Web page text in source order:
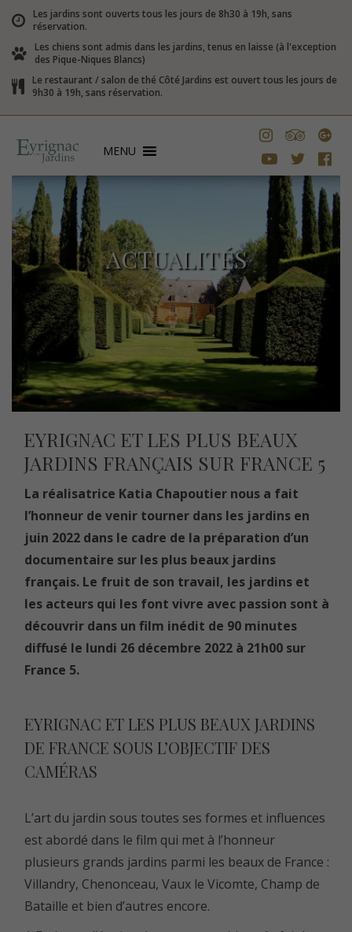
Les jardins sont ouverts tous les jours de 8h30 à 19h, sans
réservation.
Les chiens sont admis dans les jardins, tenus en laisse (à l'exception
des Pique-Niques Blancs)
Le restaurant / salon de thé Côté Jardins est ouvert tous les jours de
9h30 à 19h, sans réservation.
MENU
ACTUALITÉS
EYRIGNAC ET LES PLUS BEAUX
JARDINS FRANÇAIS SUR FRANCE 5
La réalisatrice Katia Chapoutier nous a fait
l’honneur de venir tourner dans les jardins en
juin 2022 dans le cadre de la préparation d’un
documentaire sur les plus beaux jardins
français. Le fruit de son travail, les jardins et
les acteurs qui les font vivre avec passion sont à
découvrir dans un film inédit de 90 minutes
diffusé le lundi 26 décembre 2022 à 21h00 sur
France 5.
EYRIGNAC ET LES PLUS BEAUX JARDINS
DE FRANCE SOUS L’OBJECTIF DES
CAMÉRAS
L’art du jardin sous toutes ses formes et influences
est abordé dans le film qui met à l’honneur
plusieurs grands jardins parmi les beaux de France :
Villandry, Chenonceau, Vaux le Vicomte, Champ de
Bataille et bien d’autres encore.